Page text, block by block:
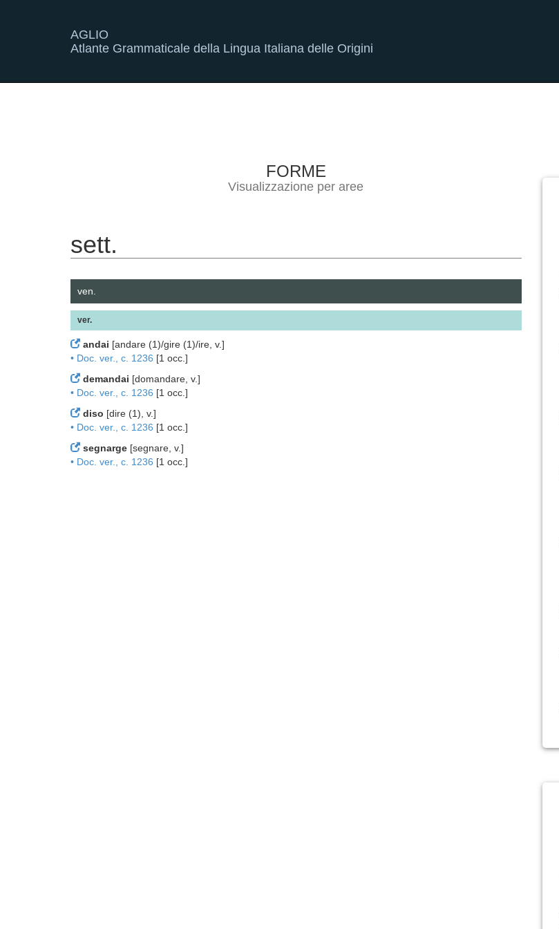
AGLIO
Atlante Grammaticale della Lingua Italiana delle Origini
FORME
Visualizzazione per aree
sett.
ven.
ver.
andai [andare (1)/gire (1)/ire, v.]
• Doc. ver., c. 1236 [1 occ.]
demandai [domandare, v.]
• Doc. ver., c. 1236 [1 occ.]
diso [dire (1), v.]
• Doc. ver., c. 1236 [1 occ.]
segnarge [segnare, v.]
• Doc. ver., c. 1236 [1 occ.]